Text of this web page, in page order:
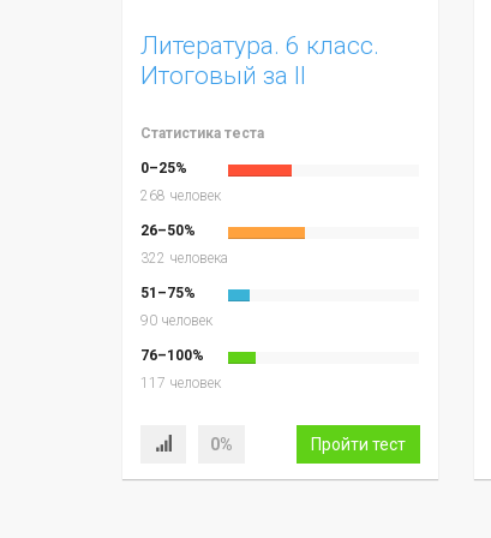
Литература. 6 класс.
Итоговый за II
Статистика теста
0–25%
268 человек
26–50%
322 человека
51–75%
90 человек
76–100%
117 человек
0% Пройти тест